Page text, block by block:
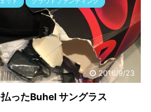
2016/9/23
ったBuhel サングラス